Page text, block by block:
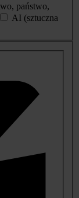
państwo,
AI (sztuczna